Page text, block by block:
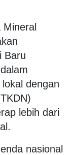
Baru
dengan
lebih dari
nasional